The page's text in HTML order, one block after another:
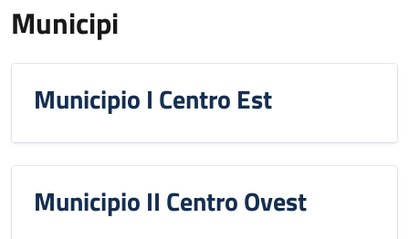
Municipi
Municipio I Centro Est
Municipio II Centro Ovest